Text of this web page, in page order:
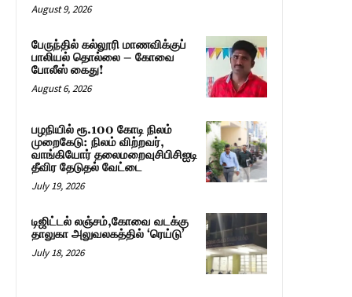
August 9, 2026
பேருந்தில் கல்லூரி மாணவிக்குப்
பாலியல் தொல்லை – கோவை
போலீஸ் கைது!
August 6, 2026
பழநியில் ரூ.100 கோடி நிலம்
முறைகேடு: நிலம் விற்றவர்,
வாங்கியோர் தலைமறைவுசிபிசிஐடி
தீவிர தேடுதல் வேட்டை
July 19, 2026
டிஜிட்டல் லஞ்சம்,கோவை வடக்கு
தாலுகா அலுவலகத்தில் ‘ரெய்டு’
July 18, 2026